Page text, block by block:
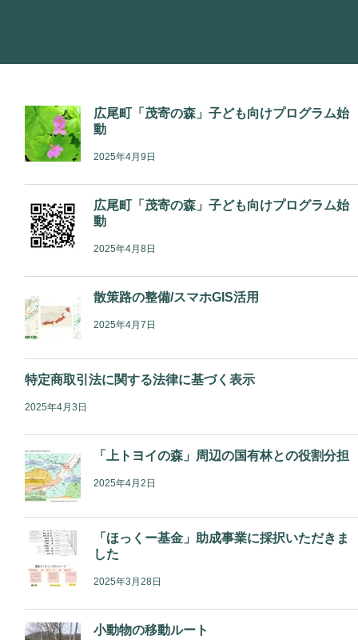
広尾町「茂寄の森」子ども向けプログラム始
動
2025年4月9日
広尾町「茂寄の森」子ども向けプログラム始
動
2025年4月8日
散策路の整備/スマホGIS活用
2025年4月7日
特定商取引法に関する法律に基づく表示
2025年4月3日
「上トヨイの森」周辺の国有林との役割分担
2025年4月2日
「ほっくー基金」助成事業に採択いただきま
した
2025年3月28日
小動物の移動ルート